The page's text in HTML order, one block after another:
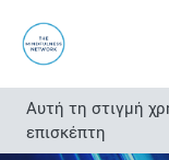
Αυτή τη στιγμή
επισκέπτη
Άνοιγμα